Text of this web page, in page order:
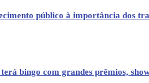
público à importância dos
bingo com grandes prêmios,